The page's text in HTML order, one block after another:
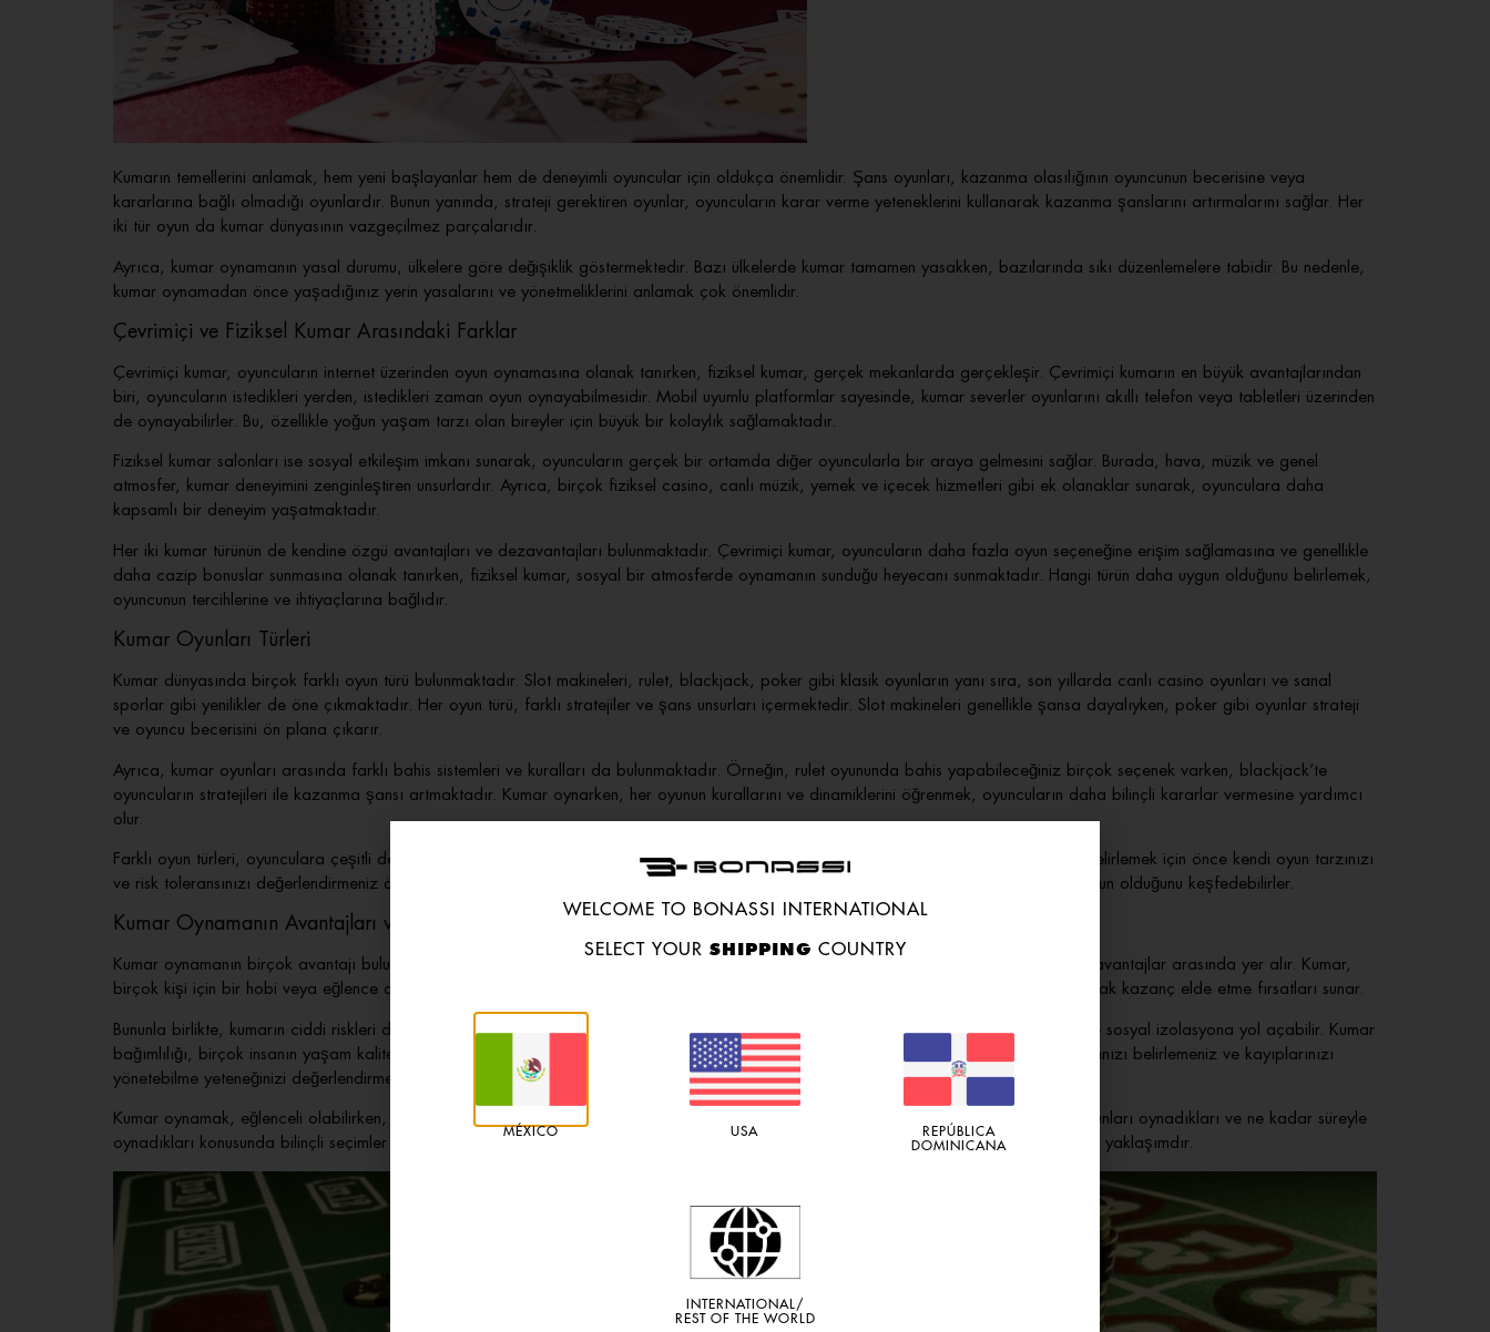
Kumarın temellerini anlamak, hem yeni başlayanlar hem de deneyimli oyuncular için oldukça önemlidir. Şans oyunları, kazanma olasılığının oyuncunun becerisine veya
kararlarına bağlı olmadığı oyunlardır. Bunun yanında, strateji gerektiren oyunlar, oyuncuların karar verme yeteneklerini kullanarak kazanma şanslarını artırmalarını sağlar. Her
iki tür oyun da kumar dünyasının vazgeçilmez parçalarıdır.
Ayrıca, kumar oynamanın yasal durumu, ülkelere göre değişiklik göstermektedir. Bazı ülkelerde kumar tamamen yasakken, bazılarında sıkı düzenlemelere tabidir. Bu nedenle,
kumar oynamadan önce yaşadığınız yerin yasalarını ve yönetmeliklerini anlamak çok önemlidir.
Çevrimiçi ve Fiziksel Kumar Arasındaki Farklar
Çevrimiçi kumar, oyuncuların internet üzerinden oyun oynamasına olanak tanırken, fiziksel kumar, gerçek mekanlarda gerçekleşir. Çevrimiçi kumarın en büyük avantajlarından
biri, oyuncuların istedikleri yerden, istedikleri zaman oyun oynayabilmesidir. Mobil uyumlu platformlar sayesinde, kumar severler oyunlarını akıllı telefon veya tabletleri üzerinden
de oynayabilirler. Bu, özellikle yoğun yaşam tarzı olan bireyler için büyük bir kolaylık sağlamaktadır.
Fiziksel kumar salonları ise sosyal etkileşim imkanı sunarak, oyuncuların gerçek bir ortamda diğer oyuncularla bir araya gelmesini sağlar. Burada, hava, müzik ve genel
atmosfer, kumar deneyimini zenginleştiren unsurlardır. Ayrıca, birçok fiziksel casino, canlı müzik, yemek ve içecek hizmetleri gibi ek olanaklar sunarak, oyunculara daha
kapsamlı bir deneyim yaşatmaktadır.
Her iki kumar türünün de kendine özgü avantajları ve dezavantajları bulunmaktadır. Çevrimiçi kumar, oyuncuların daha fazla oyun seçeneğine erişim sağlamasına ve genellikle
daha cazip bonuslar sunmasına olanak tanırken, fiziksel kumar, sosyal bir atmosferde oynamanın sunduğu heyecanı sunmaktadır. Hangi türün daha uygun olduğunu belirlemek,
oyuncunun tercihlerine ve ihtiyaçlarına bağlıdır.
Kumar Oyunları Türleri
Kumar dünyasında birçok farklı oyun türü bulunmaktadır. Slot makineleri, rulet, blackjack, poker gibi klasik oyunların yanı sıra, son yıllarda canlı casino oyunları ve sanal
sporlar gibi yenilikler de öne çıkmaktadır. Her oyun türü, farklı stratejiler ve şans unsurları içermektedir. Slot makineleri genellikle şansa dayalıyken, poker gibi oyunlar strateji
ve oyuncu becerisini ön plana çıkarır.
Ayrıca, kumar oyunları arasında farklı bahis sistemleri ve kuralları da bulunmaktadır. Örneğin, rulet oyununda bahis yapabileceğiniz birçok seçenek varken, blackjack’te
oyuncuların stratejileri ile kazanma şansı artmaktadır. Kumar oynarken, her oyunun kurallarını ve dinamiklerini öğrenmek, oyuncuların daha bilinçli kararlar vermesine yardımcı
olur.
Farklı oyun türleri, oyunculara çeşitli deneyimler sunarak, her türlü tercih ve beklentiye hitap eder. Bu nedenle, hangi oyunu seçeceğinizi belirlemek için önce kendi oyun tarzınızı
ve risk toleransınızı değerlendirmeniz önemlidir. Oyuncular, tercih ettikleri oyun türlerini deneyimledikçe, hangi oyunların kendilerine en uygun olduğunu keşfedebilirler.
Kumar Oynamanın Avantajları ve Riskleri
Kumar oynamanın birçok avantajı bulunmaktadır. Eğlenceli bir aktivite olması, stresi azaltması ve sosyal bir deneyim sunması en belirgin avantajlar arasında yer alır. Kumar,
birçok kişi için bir hobi veya eğlence aracı haline gelmiştir. Ayrıca, doğru stratejilerle ve bilinçli bir şekilde oynandığında, potansiyel olarak kazanç elde etme fırsatları sunar.
Bununla birlikte, kumarın ciddi riskleri de bulunmaktadır. Özellikle kontrolsüz bir şekilde kumar oynamak, maddi kayıplara, bağımlılığa ve sosyal izolasyona yol açabilir. Kumar
bağımlılığı, birçok insanın yaşam kalitesini olumsuz etkileyen bir durumdur. Bu nedenle, kumar oynamaya başlamadan önce kendi sınırlarınızı belirlemeniz ve kayıplarınızı
yönetebilme yeteneğinizi değerlendirmeniz gerekmektedir.
Kumar oynamak, eğlenceli olabilirken, aynı zamanda dikkatli ve sorumlu bir yaklaşım gerektirmektedir. Bu nedenle, oyuncuların hangi oyunları oynadıkları ve ne kadar süreyle
oynadıkları konusunda bilinçli seçimler yapmaları önemlidir. Kumar oynamayı, eğlence amacıyla yapmak, riskleri azaltmak için en sağlıklı yaklaşımdır.
WELCOME TO BONASSI INTERNATIONAL
SELECT YOUR SHIPPING COUNTRY
MÉXICO USA
REPÚBLICA
DOMINICANA
INTERNATIONAL/
REST OF THE WORLD